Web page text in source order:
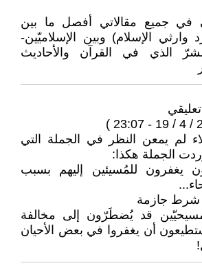
في جميع مقالاتي أفصل ما بين
الإسلام) وبين الإسلاميّين-
الذي في القرآن والأحاديث
لم يمعن النظر في الجملة التي
الجملة هكذا:
يغفرون للمُسيئين إليهم بسبب
شرط جازمة
قد يُضطَرّون إلى مخالفة
أن يغفروا في بعض الأحيان